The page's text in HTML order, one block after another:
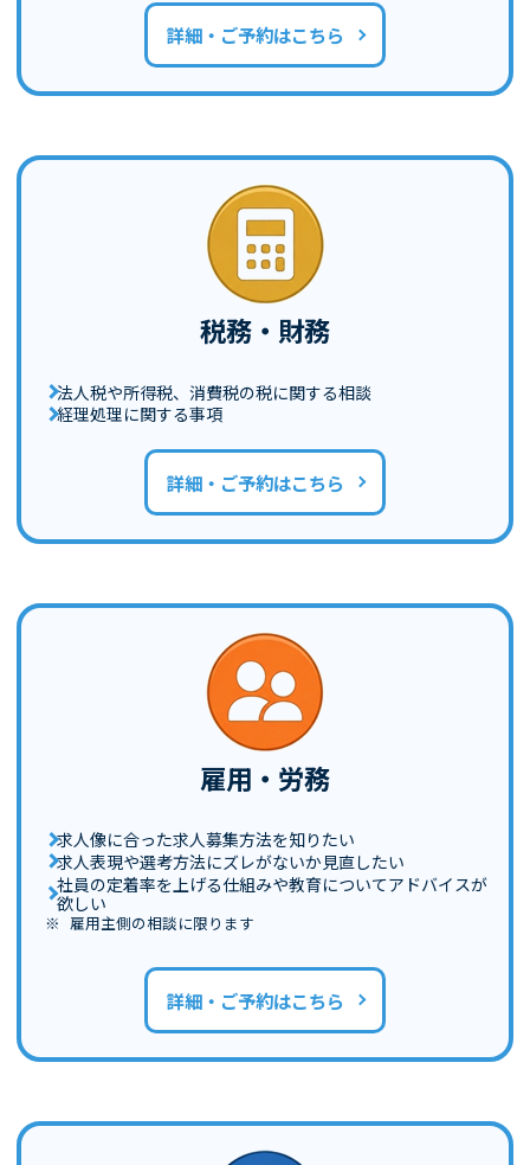
詳細・ご予約はこちら
税務・財務
法人税や所得税、消費税の税に関する相談
経理処理に関する事項
詳細・ご予約はこちら
雇用・労務
求人像に合った求人募集方法を知りたい
求人表現や選考方法にズレがないか見直したい
社員の定着率を上げる仕組みや教育についてアドバイスが
欲しい
雇用主側の相談に限ります
詳細・ご予約はこちら